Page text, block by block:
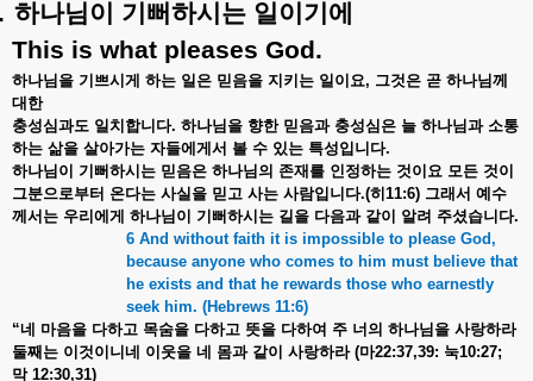
하나님이 기뻐하시는 일이기에
This is what pleases God.
하나님을 기쁘시게 하는 일은 믿음을 지키는 일이요, 그것은 곧 하나님께
대한
충성심과도 일치합니다. 하나님을 향한 믿음과 충성심은 늘 하나님과 소통
하는 삶을 살아가는 자들에게서 볼 수 있는 특성입니다.
하나님이
기뻐하시는 믿음은 하나님의 존재를 인정하는 것이요 모든 것이
그분으로부터 온다는 사실을 믿고 사는 사람입니다.(히 11:6) 그래서 예수
께서는 우리에게 하나님이 기뻐하시는 길을 다음과 같이 알려 주셨습니다.
6 And without faith it is impossible to please God,
because anyone who comes to him must believe that
he exists and that he rewards those who earnestly
seek him. (Hebrews 11:6)
“네 마음을 다하고 목숨을 다하고 뜻을 다하여 주 너의 하나님을 사랑하라
둘째는 이것이니네 이웃을 네 몸과 같이 사랑하라(마22:37,39: 눅10:27;
막12:30,31)